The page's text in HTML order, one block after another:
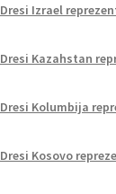
Dresi Izrael
Dresi Kazahstan
Dresi Kolumbija
Dresi Kosovo